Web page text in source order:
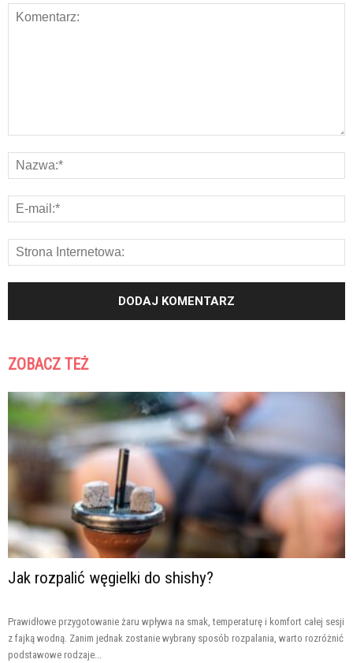
ZOBACZ TEŻ
Jak rozpalić węgielki do shishy?
Prawidłowe przygotowanie żaru wpływa na smak, temperaturę i komfort całej sesji
z fajką wodną. Zanim jednak zostanie wybrany sposób rozpalania, warto rozróżnić
podstawowe rodzaje...